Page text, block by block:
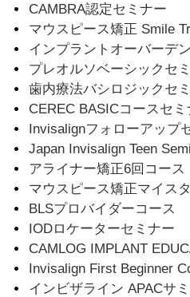
CAMBRA認定セミナー
マウスピース矯正 Smile
インプラントオーバーデ
プレオルソベーシックセ
歯内療法バシロジックセ
CEREC BASICコースセミ
Invisalignフォローアップ
Japan Invisalign Teen
アライナー矯正6回コース
マウスピース矯正マイス
BLSプロバイダーコース
IODロケーターセミナー
CAMLOG IMPLANT
Invisalign First Beginner
インビザライン APACサ